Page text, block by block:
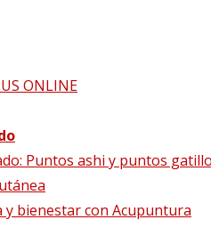
ONLINE
Puntos ashi y puntos
y bienestar con Acupuntura
por tu mensaje
tu